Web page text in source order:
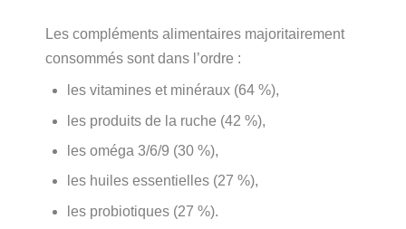
Les compléments alimentaires majoritairement
consommés sont dans l’ordre :
les vitamines et minéraux (64 %),
les produits de la ruche (42 %),
les oméga 3/6/9 (30 %),
les huiles essentielles (27 %),
les probiotiques (27 %).